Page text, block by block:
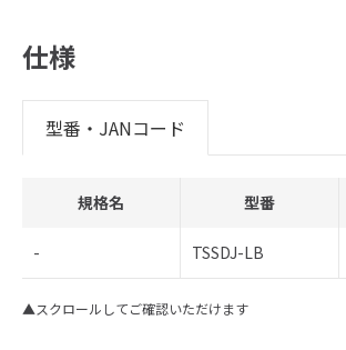
仕様
型番・JANコード
規格名 型番
- TSSDJ-LB
▲スクロールしてご確認いただけます